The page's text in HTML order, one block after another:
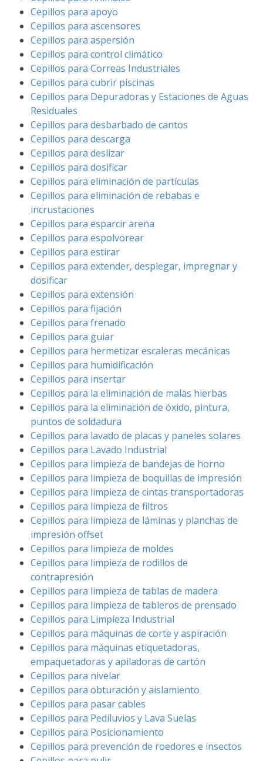
Cepillos para apoyo
Cepillos para ascensores
Cepillos para aspersión
Cepillos para control climático
Cepillos para Correas Industriales
Cepillos para cubrir piscinas
Cepillos para Depuradoras y Estaciones de Aguas
Residuales
Cepillos para desbarbado de cantos
Cepillos para descarga
Cepillos para deslizar
Cepillos para dosificar
Cepillos para eliminación de partículas
Cepillos para eliminación de rebabas e
incrustaciones
Cepillos para esparcir arena
Cepillos para espolvorear
Cepillos para estirar
Cepillos para extender, desplegar, impregnar y
dosificar
Cepillos para extensión
Cepillos para fijación
Cepillos para frenado
Cepillos para guiar
Cepillos para hermetizar escaleras mecánicas
Cepillos para humidificación
Cepillos para insertar
Cepillos para la eliminación de malas hierbas
Cepillos para la eliminación de óxido, pintura,
puntos de soldadura
Cepillos para lavado de placas y paneles solares
Cepillos para Lavado Industrial
Cepillos para limpieza de bandejas de horno
Cepillos para limpieza de boquillas de impresión
Cepillos para limpieza de cintas transportadoras
Cepillos para limpieza de filtros
Cepillos para limpieza de láminas y planchas de
impresión offset
Cepillos para limpieza de moldes
Cepillos para limpieza de rodillos de
contrapresión
Cepillos para limpieza de tablas de madera
Cepillos para limpieza de tableros de prensado
Cepillos para Limpieza Industrial
Cepillos para máquinas de corte y aspiración
Cepillos para máquinas etiquetadoras,
empaquetadoras y apiladoras de cartón
Cepillos para nivelar
Cepillos para obturación y aislamiento
Cepillos para pasar cables
Cepillos para Pediluvios y Lava Suelas
Cepillos para Posicionamiento
Cepillos para prevención de roedores e insectos